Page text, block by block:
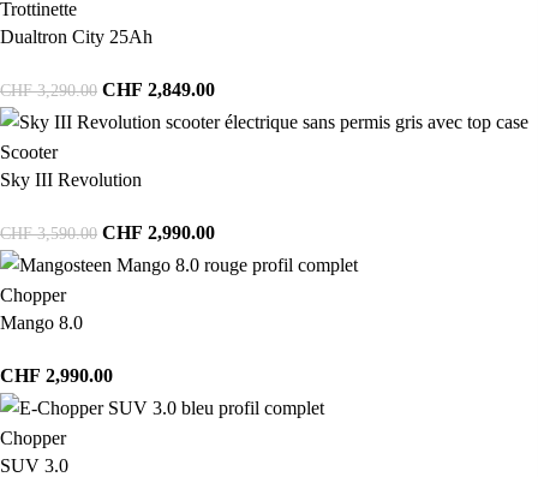
Trottinette
Dualtron City 25Ah
CHF3,290.00 CHF 2,849.00
Scooter
Sky III Revolution
CHF3,590.00 CHF 2,990.00
Chopper
Mango 8.0
CHF 2,990.00
Chopper
SUV 3.0